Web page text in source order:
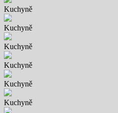
Kuchyně
Kuchyně
Kuchyně
Kuchyně
Kuchyně
Kuchyně